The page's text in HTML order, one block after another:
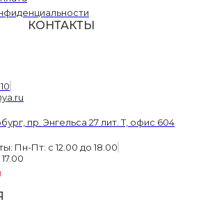
КОНТАКТЫ
пр. Энгельса 27 лит. Т, офис 604
Пн-Пт: с 12.00 до 18.00